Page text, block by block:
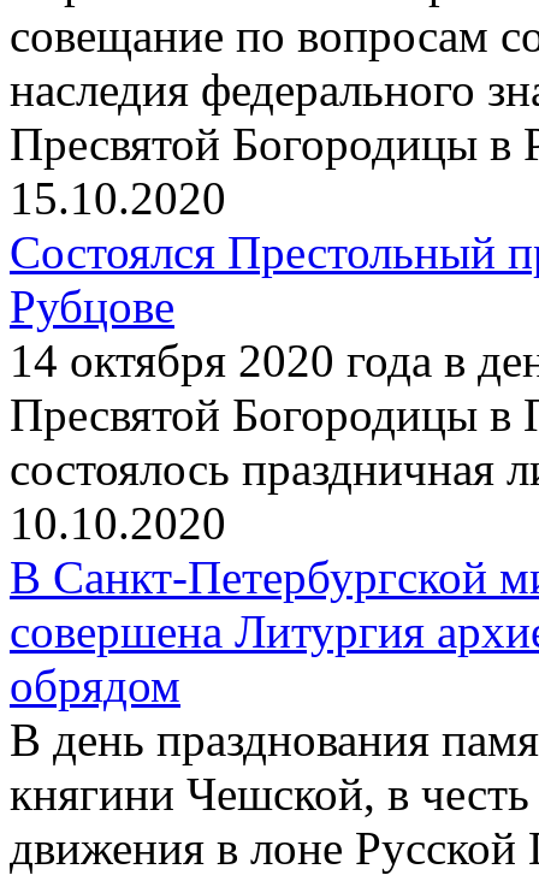
совещание по вопросам
наследия федерального
Пресвятой Богородицы в
15.10.2020
Состоялся Престольный
Рубцове
14 октября 2020 года в
Пресвятой Богородицы в
состоялось праздничная
10.10.2020
В Санкт-Петербургской
совершена Литургия
обрядом
В день празднования
княгини Чешской, в
движения в лоне